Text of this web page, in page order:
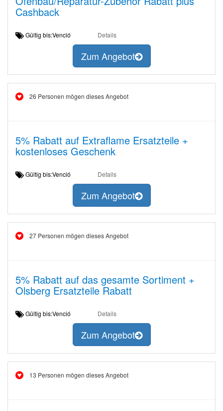
Cashback
Gültig bis:Venció Details
Zum Angebot
26 Personen mögen dieses Angebot
5% Rabatt auf Extraflame Ersatzteile +
kostenloses Geschenk
Gültig bis:Venció Details
Zum Angebot
27 Personen mögen dieses Angebot
5% Rabatt auf das gesamte Sortiment +
Olsberg Ersatzteile Rabatt
Gültig bis:Venció Details
Zum Angebot
13 Personen mögen dieses Angebot